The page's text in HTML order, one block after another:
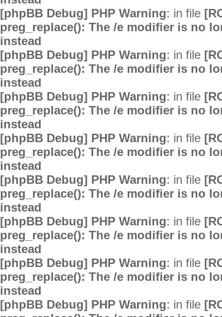
[phpBB Debug] PHP Warning: in file
preg_replace(): The /e modifier is no
instead
[phpBB Debug] PHP Warning: in file
preg_replace(): The /e modifier is no
instead
[phpBB Debug] PHP Warning: in file
preg_replace(): The /e modifier is no
instead
[phpBB Debug] PHP Warning: in file
preg_replace(): The /e modifier is no
instead
[phpBB Debug] PHP Warning: in file
preg_replace(): The /e modifier is no
instead
[phpBB Debug] PHP Warning: in file
preg_replace(): The /e modifier is no
instead
[phpBB Debug] PHP Warning: in file
preg_replace(): The /e modifier is no
instead
[phpBB Debug] PHP Warning: in file